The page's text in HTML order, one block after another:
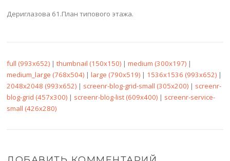
Дериглазова 61.План типового этажа.
full (993x652) |thumbnail (150x150) |medium (300x197) |
medium_large (768x504) |large (790x519) | 1536x1536 (993x652) |
2048x2048 (993x652) | screenr-blog-grid-small (305x200) | screenr-
blog-grid (457x300) | screenr-blog-list (609x400) | screenr-service-
small (426x280)